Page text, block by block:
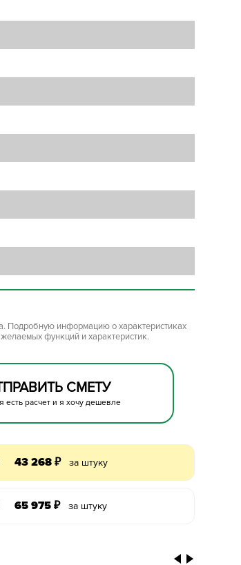
Подробную информацию о характеристиках
функций и характеристик.
СМЕТУ
есть расчет и я хочу дешевле
43 268 ₽ за штуку
65 975 ₽ за штуку